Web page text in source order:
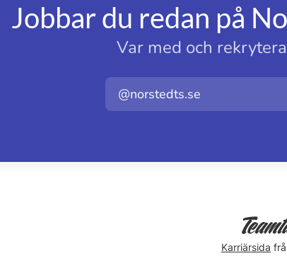
Jobbar du redan på
Var med och
@norstedts.se
Karriärsida